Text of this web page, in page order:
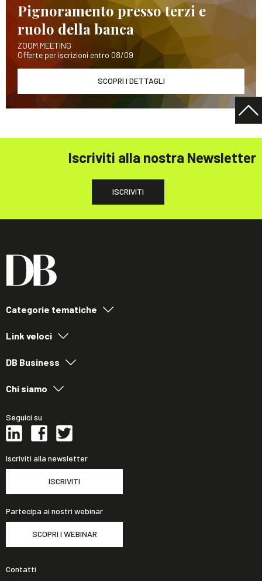
Pignoramento presso terzi e
ruolo della banca
ZOOM MEETING
Offerte per iscrizioni entro 08/09
SCOPRI I DETTAGLI
Iscriviti alla nostra Newsletter
ISCRIVITI
Categorie tematiche
Link veloci
DB Business
Chi siamo
Seguici su
Iscriviti alla newsletter
ISCRIVITI
Partecipa ai nostri webinar
SCOPRI I WEBINAR
Contatti